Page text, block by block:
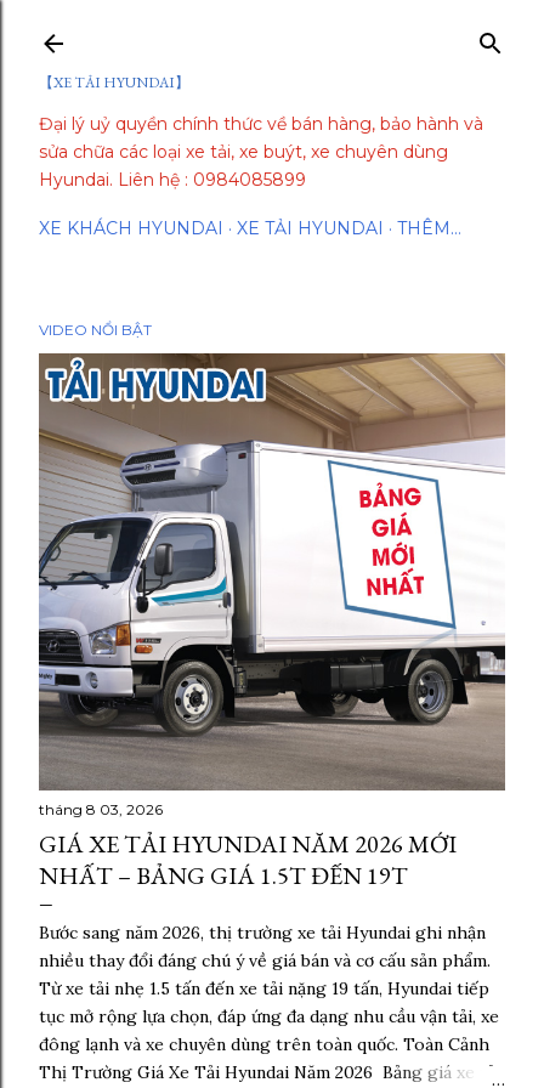
【XE TẢI HYUNDAI】
Đại lý uỷ quyền chính thức về bán hàng, bảo hành và
sửa chữa các loại xe tải, xe buýt, xe chuyên dùng
Hyundai. Liên hệ : 0984085899
XE KHÁCH HYUNDAI XE TẢI HYUNDAI THÊM…
VIDEO NỔI BẬT
tháng 8 03, 2026
GIÁ XE TẢI HYUNDAI NĂM 2026 MỚI
NHẤT – BẢNG GIÁ 1.5T ĐẾN 19T
Bước sang năm 2026, thị trường xe tải Hyundai ghi nhận
nhiều thay đổi đáng chú ý về giá bán và cơ cấu sản phẩm.
Từ xe tải nhẹ 1.5 tấn đến xe tải nặng 19 tấn, Hyundai tiếp
tục mở rộng lựa chọn, đáp ứng đa dạng nhu cầu vận tải, xe
đông lạnh và xe chuyên dùng trên toàn quốc. Toàn Cảnh
Thị Trường Giá Xe Tải Hyundai Năm 2026 Bảng giá xe tải